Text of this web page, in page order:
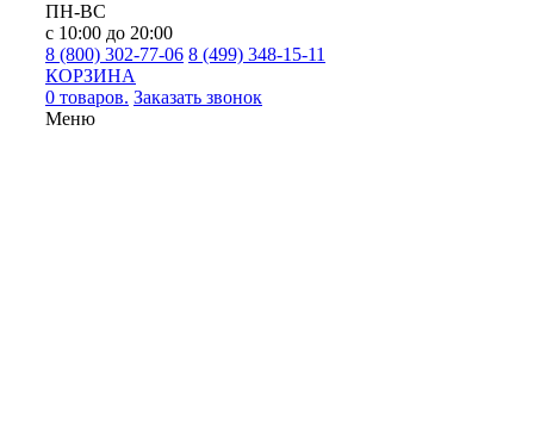
ПН-ВС
с 10:00 до 20:00
8 (800) 302-77-06 8 (499) 348-15-11
КОРЗИНА
0 товаров. Заказать звонок
Меню